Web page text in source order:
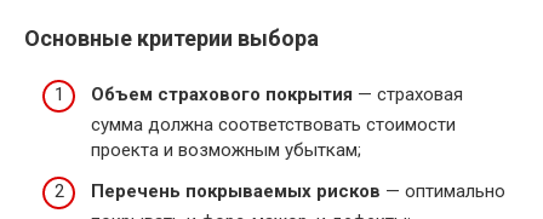
Основные критерии выбора
Объем страхового покрытия — страховая
сумма должна соответствовать стоимости
проекта и возможным убыткам;
Перечень покрываемых рисков — оптимально